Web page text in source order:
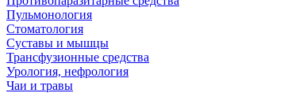
Пульмонология
Стоматология
Суставы и мышцы
Трансфузионные средства
Урология, нефрология
Чаи и травы